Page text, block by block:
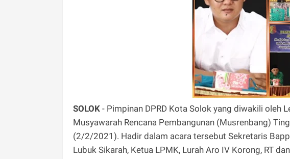
SOLOK - Pimpinan DPRD Kota Solok yang diwakili oleh
Musyawarah Rencana Pembangunan (Musrenbang)
(2/2/2021). Hadir dalam acara tersebut Sekretaris
Lubuk Sikarah, Ketua LPMK, Lurah Aro IV Korong, RT